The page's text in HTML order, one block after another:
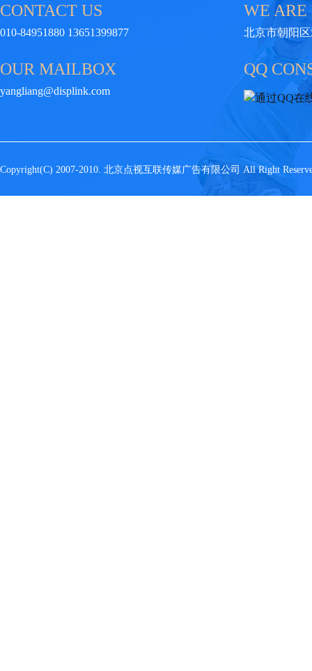
CONTACT US
010-84951880 13651399877
WE ARE
北京市朝阳
OUR MAILBOX
yangliang@displink.com
QQ
Copyright(C) 2007-2010. 北京点视互联传媒广告有限公司 All Right